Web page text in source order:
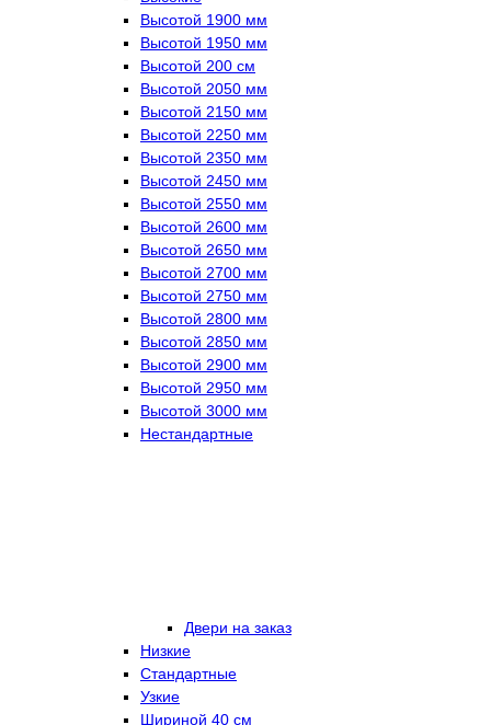
Высотой 1900 мм
Высотой 1950 мм
Высотой 200 см
Высотой 2050 мм
Высотой 2150 мм
Высотой 2250 мм
Высотой 2350 мм
Высотой 2450 мм
Высотой 2550 мм
Высотой 2600 мм
Высотой 2650 мм
Высотой 2700 мм
Высотой 2750 мм
Высотой 2800 мм
Высотой 2850 мм
Высотой 2900 мм
Высотой 2950 мм
Высотой 3000 мм
Нестандартные
Двери на заказ
Низкие
Стандартные
Узкие
Шириной 40 см